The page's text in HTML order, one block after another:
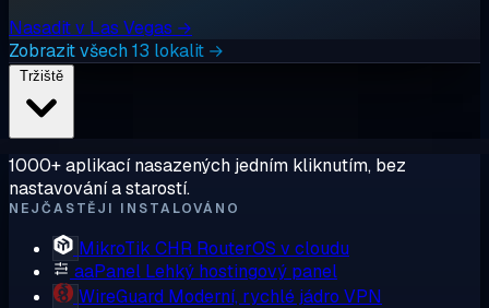
Nasadit v Las Vegas →
Zobrazit všech 13 lokalit →
1000+ aplikací nasazených jedním kliknutím, bez
nastavování a starostí.
NEJČASTĚJI INSTALOVÁNO
MikroTik CHR RouterOS v cloudu
aaPanel Lehký hostingový panel
WireGuard Moderní, rychlé jádro VPN